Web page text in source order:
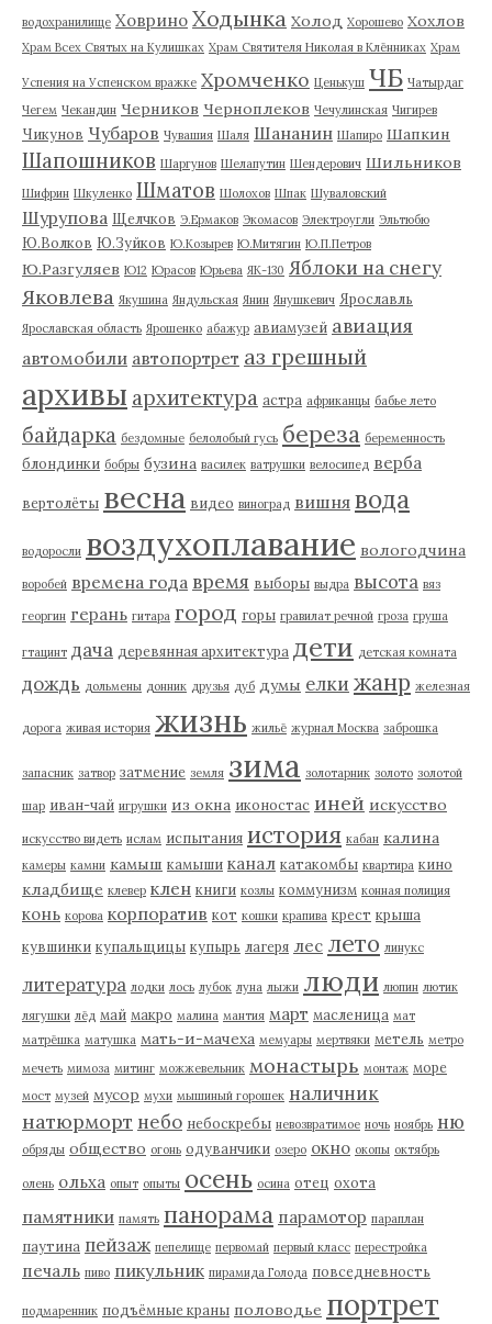
водохранилище Ховрино Ходынка Холод Хорошево Хохлов
Храм Всех Святых на Кулишках Храм Святителя Николая в Клённиках Храм
Успения на Успенском вражке Хромченко Ценькуш ЧБ Чатырдаг
Чегем Чекандин Черников Черноплеков Чечулинская Чигирев
Чикунов Чубаров Чувашия Шаля Шананин Шапиро Шапкин
Шапошников Шаргунов Шелапутин Шендерович Шильников
Шифрин Шкуленко Шматов Шолохов Шпак Шуваловский
Шурупова Щелчков Э.Ермаков Экомасов Электроугли Эльтюбю
Ю.Волков Ю.Зуйков Ю.Козырев Ю.Митягин Ю.П.Петров
Ю.Разгуляев Ю12 Юрасов Юрьева ЯК-130 Яблоки на снегу
Яковлева Якушина Яндульская Янин Янушкевич Ярославль
Ярославская область Ярошенко абажур авиамузей авиация
автомобили автопортрет аз грешный
архивы архитектура астра африканцы бабье лето
байдарка бездомные белолобый гусь береза беременность
блондинки бобры бузина василек ватрушки велосипед верба
вертолёты весна видео виноград вишня вода
водоросли воздухоплавание вологодчина
воробей времена года время выборы выдра высота вяз
георгин герань гитара город горы гравилат речной гроза груша
гтацинт дача деревянная архитектура дети детская комната
дождь дольмены донник друзья дуб думы елки жанр железная
дорога живая история жизнь жильё журнал Москва заброшка
запасник затвор затмение земля зима золотарник золото золотой
шар иван-чай игрушки из окна иконостас иней искусство
искусство видеть ислам испытания история кабан калина
камеры камни камыш камыши канал катакомбы квартира кино
кладбище клевер клен книги козлы коммунизм конная полиция
конь корова корпоратив кот кошки крапива крест крыша
кувшинки купальщицы купырь лагеря лес лето линукс
литература лодки лось лубок луна лыжи люди люпин лютик
лягушки лёд май макро малина мантия март масленица мат
матрёшка матушка мать-и-мачеха мемуары мертвяки метель метро
мечеть мимоза митинг можжевельник монастырь монтаж море
мост музей мусор мухи мышиный горошек наличник
натюрморт небо небоскребы невозвратимое ночь ноябрь ню
обряды общество огонь одуванчики озеро окно окопы октябрь
олень ольха опыт опыты осень осина отец охота
памятники память панорама парамотор параплан
паутина пейзаж пепелище первомай первый класс перестройка
печаль пиво пикульник пирамида Голода повседневность
подмаренник подъёмные краны половодье портрет